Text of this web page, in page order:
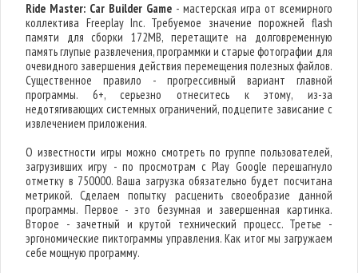
Ride Master: Car Builder Game - мастерская игра от всемирного
коллектива Freeplay Inc. Требуемое значение порожней flash
памяти для сборки 172MB, перетащите на долговременную
память глупые развлечения, программки и старые фотографии для
очевидного завершения действия перемещения полезных файлов.
Существенное правило - прогрессивный вариант главной
программы. 6+, серьезно отнеситесь к этому, из-за
недотягивающих системных ограничений, подцепите зависание с
извлечением приложения.
О известности игры можно смотреть по группе пользователей,
загрузивших игру - по просмотрам с Play Google перешагнуло
отметку в 750000. Ваша загрузка обязательно будет посчитана
метрикой. Сделаем попытку расценить своеобразие данной
программы. Первое - это безумная и завершенная картинка.
Второе - зачетный и крутой технический процесс. Третье -
эргономические пиктограммы управления. Как итог мы загружаем
себе мощную программу.